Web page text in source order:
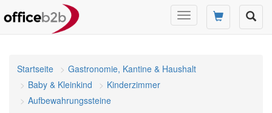
Navigation
umschalten
Startseite
Gastronomie, Kantine & Haushalt
Baby & Kleinkind
Kinderzimmer
Aufbewahrungssteine